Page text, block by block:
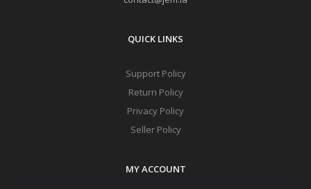
QUICK LINKS
Support Policy
Return Policy
Privacy Policy
Seller Policy
MY ACCOUNT